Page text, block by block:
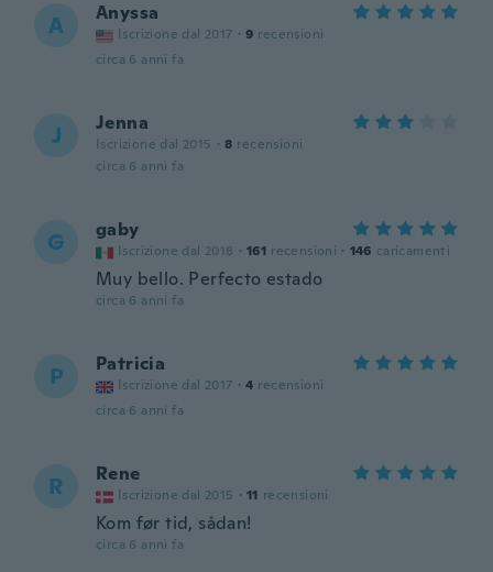
A Anyssa
Iscrizione dal 2017 · 9 recensioni
circa 6 anni fa
J Jenna
Iscrizione dal 2015 · 8 recensioni
circa 6 anni fa
G gaby
Iscrizione dal 2018 · 161 recensioni · 146 caricamenti
Muy bello. Perfecto estado
circa 6 anni fa
P Patricia
Iscrizione dal 2017 · 4 recensioni
circa 6 anni fa
R Rene
Iscrizione dal 2015 · 11 recensioni
Kom før tid, sådan!
circa 6 anni fa